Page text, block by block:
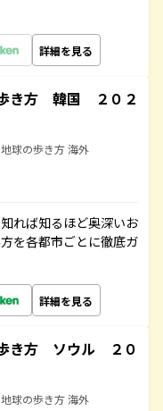
詳細を見る
き方 韓国 ２０２
球の歩き方 海外
れば知るほど奥深いお
を各都市ごとに徹底ガ
詳細を見る
き方 ソウル ２０
球の歩き方 海外